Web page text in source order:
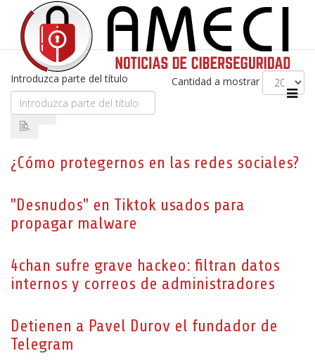
Introduzca parte del título Cantidad a mostrar
¿Cómo protegernos en las redes sociales?
"Desnudos" en Tiktok usados para
propagar malware
4chan sufre grave hackeo: filtran datos
internos y correos de administradores
Detienen a Pavel Durov el fundador de
Telegram